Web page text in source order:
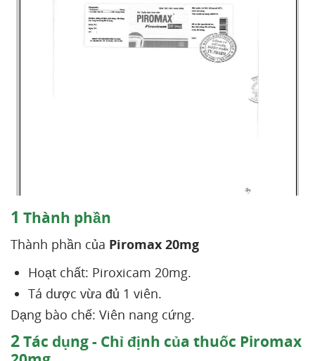
1 Thành phần
Thành phần của Piromax 20mg
Hoạt chất: Piroxicam 20mg.
Tá dược vừa đủ 1 viên.
Dạng bào chế: Viên nang cứng.
2Tác dụng - Chỉ định của thuốc Piromax